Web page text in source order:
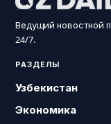
Ведущий новостной
24/7.
РАЗДЕЛЫ
Узбекистан
Экономика